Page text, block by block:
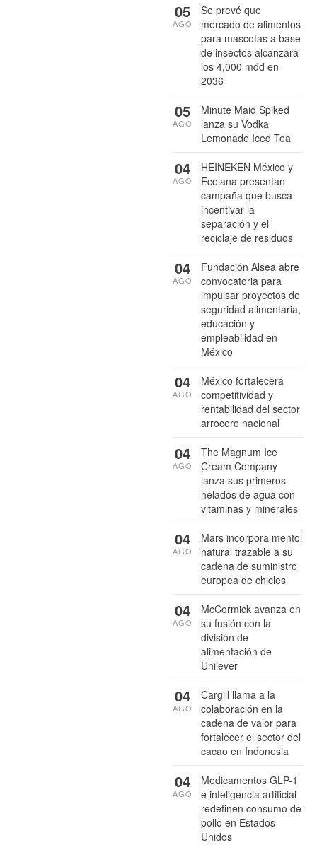
Se prevé que
mercado de alimentos
para mascotas a base
de insectos alcanzará
los 4,000 mdd en
2036
05
AGO
Minute Maid Spiked
lanza su Vodka
Lemonade Iced Tea
05
AGO
HEINEKEN México y
Ecolana presentan
campaña que busca
incentivar la
separación y el
reciclaje de residuos
04
AGO
Fundación Alsea abre
convocatoria para
impulsar proyectos de
seguridad alimentaria,
educación y
empleabilidad en
México
04
AGO
México fortalecerá
competitividad y
rentabilidad del sector
arrocero nacional
04
AGO
The Magnum Ice
Cream Company
lanza sus primeros
helados de agua con
vitaminas y minerales
04
AGO
Mars incorpora mentol
natural trazable a su
cadena de suministro
europea de chicles
04
AGO
McCormick avanza en
su fusión con la
división de
alimentación de
Unilever
04
AGO
Cargill llama a la
colaboración en la
cadena de valor para
fortalecer el sector del
cacao en Indonesia
04
AGO
Medicamentos GLP-1
e inteligencia artificial
redefinen consumo de
pollo en Estados
Unidos
04
AGO